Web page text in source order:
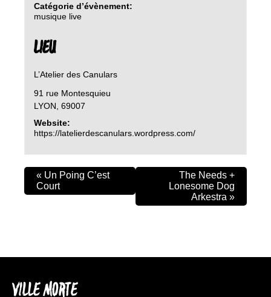
Catégorie d’évènement:
musique live
LIEU
L’Atelier des Canulars
91 rue Montesquieu
LYON 69007
Website:
https://latelierdescanulars.wordpress.com/
« Un Poing C’est
Court
The Needs +
Lonesome Dog
Arkestra »
VILLE MORTE